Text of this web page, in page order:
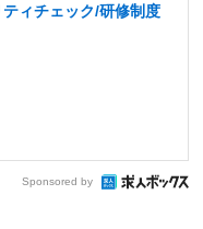
ィチェック/研修制度
Sponsored by